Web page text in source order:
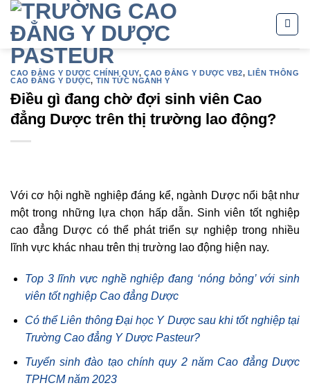
Skip
content
CAO ĐẲNG Y DƯỢC CHÍNH QUY,CAO ĐẲNG Y DƯỢC VB2, LIÊN THÔNG
CAO ĐẲNG Y DƯỢC, TIN TỨC NGÀNH Y
Điều gì đang chờ đợi sinh viên Cao
đẳng Dược trên thị trường lao động?
Với cơ hội nghề nghiệp đáng kể, ngành Dược nổi bật như
một trong những lựa chọn hấp dẫn. Sinh viên tốt nghiệp
cao đẳng Dược có thể phát triển sự nghiệp trong nhiều
lĩnh vực khác nhau trên thị trường lao động hiện nay.
Top 3 lĩnh vực nghề nghiệp đang ‘nóng bỏng’ với sinh
viên tốt nghiệp Cao đẳng Dược
Có thể Liên thông Đại học Y Dược sau khi tốt nghiệp tại
Trường Cao đẳng Y Dược Pasteur?
Tuyển sinh đào tạo chính quy 2 năm Cao đẳng Dược
TPHCM năm 2023